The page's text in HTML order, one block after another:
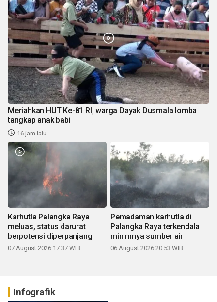
Meriahkan HUT Ke-81 RI, warga Dayak Dusmala lomba
tangkap anak babi
16 jam lalu
Karhutla Palangka Raya
meluas, status darurat
berpotensi diperpanjang
07 August 2026 17:37 WIB
Pemadaman karhutla di
Palangka Raya terkendala
minimnya sumber air
06 August 2026 20:53 WIB
Infografik